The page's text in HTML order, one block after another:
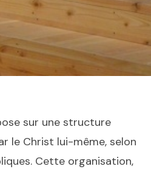
sur une structure
le Christ lui-même, selon
Cette organisation,